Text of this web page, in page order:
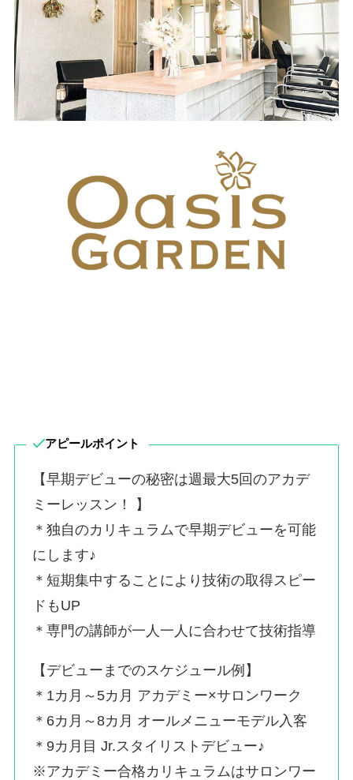
アピールポイント
【早期デビューの秘密は週最大5回のアカデ
ミーレッスン！ 】
＊独自のカリキュラムで早期デビューを可能
にします♪
＊短期集中することにより技術の取得スピー
ドもUP
＊専門の講師が一人一人に合わせて技術指導
【デビューまでのスケジュール例】
＊1カ月～5カ月 アカデミー×サロンワーク
＊6カ月～8カ月 オールメニューモデル入客
＊9カ月目 Jr.スタイリストデビュー♪
※アカデミー合格カリキュラムはサロンワー